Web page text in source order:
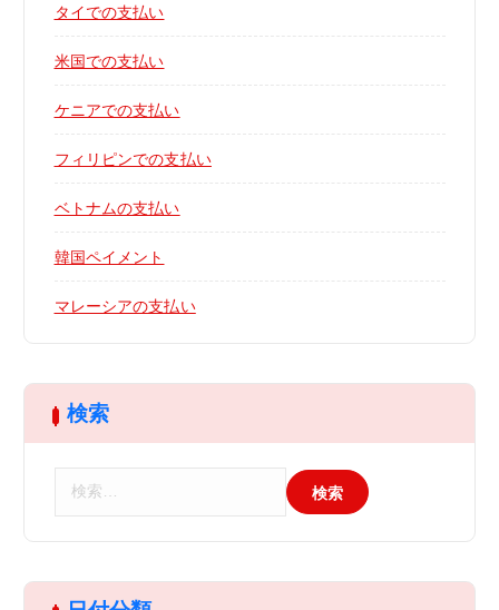
タイでの支払い
米国での支払い
ケニアでの支払い
フィリピンでの支払い
ベトナムの支払い
韓国ペイメント
マレーシアの支払い
検索